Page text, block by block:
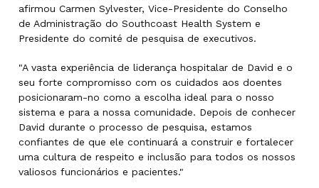
afirmou Carmen Sylvester, Vice-Presidente do Conselho
de Administração do Southcoast Health System e
Presidente do comité de pesquisa de executivos.
"A vasta experiência de liderança hospitalar de David e o
seu forte compromisso com os cuidados aos doentes
posicionaram-no como a escolha ideal para o nosso
sistema e para a nossa comunidade. Depois de conhecer
David durante o processo de pesquisa, estamos
confiantes de que ele continuará a construir e fortalecer
uma cultura de respeito e inclusão para todos os nossos
valiosos funcionários e pacientes."